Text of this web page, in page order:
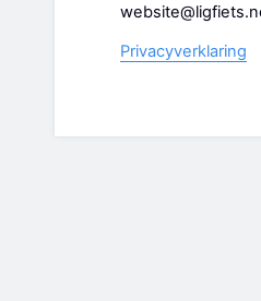
Privacyverklaring